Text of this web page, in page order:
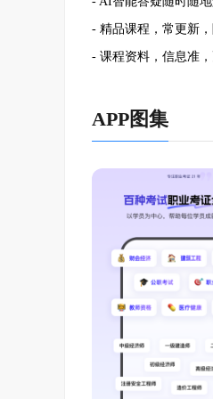
- 精品课程，常更新
- 课程资料，信息准
APP图集